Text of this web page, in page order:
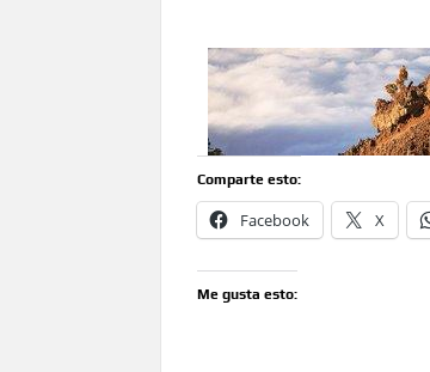
Comparte esto:
Facebook X
Me gusta esto: